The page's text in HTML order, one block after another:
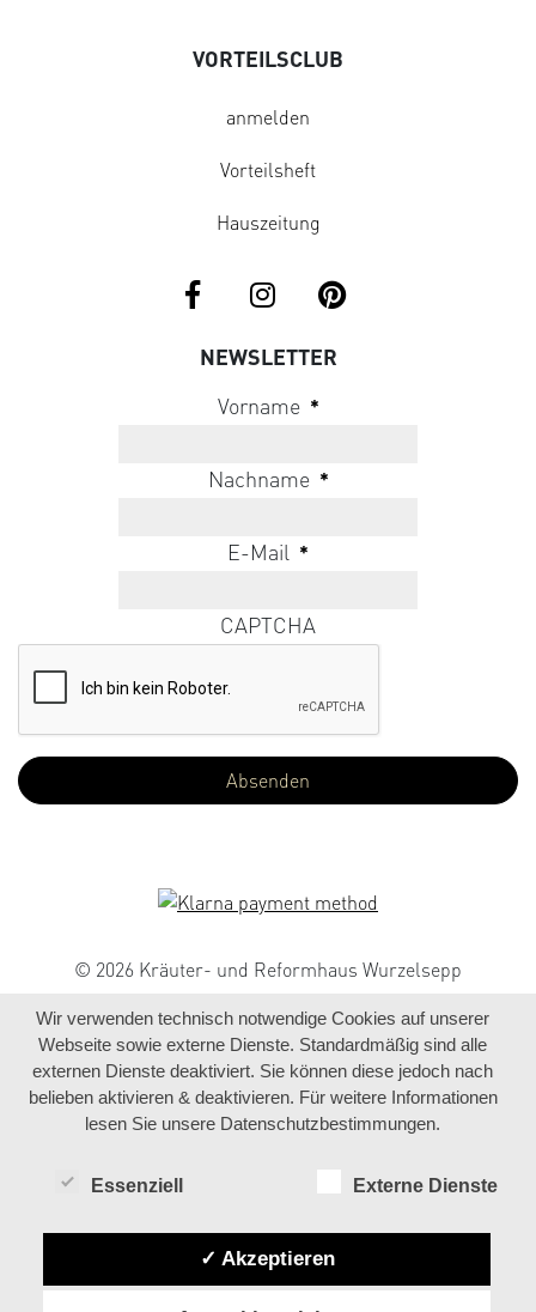
VORTEILSCLUB
anmelden
Vorteilsheft
Hauszeitung
NEWSLETTER
Vorname *
Nachname *
E-Mail *
CAPTCHA
© 2026 Kräuter- und Reformhaus Wurzelsepp
Wir verwenden technisch notwendige Cookies auf unserer
Webseite sowie externe Dienste. Standardmäßig sind alle
externen Dienste deaktiviert. Sie können diese jedoch nach
belieben aktivieren & deaktivieren. Für weitere Informationen
lesen Sie unsere Datenschutzbestimmungen.
Essenziell Externe Dienste
✓ Akzeptieren